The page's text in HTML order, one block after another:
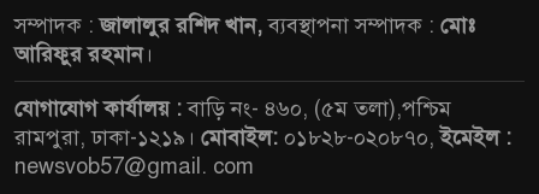
সম্পাদক :জালালুর রশিদ খান,ব্যবস্থাপনা সম্পাদক : মোঃ
আরিফুর রহমান।
যোগাযোগ কার্যালয় :বাড়ি নং- ৪৬০, (৫ম তলা),পশ্চিম
রামপুরা, ঢাকা-১২১৯। মোবাইল: ০১৮২৮-০২০৮৭০,ইমেইল :
newsvob57@gmail. com